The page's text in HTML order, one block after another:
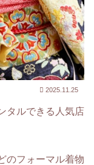
2025.11.25
タルできる人気店
のフォーマル着物